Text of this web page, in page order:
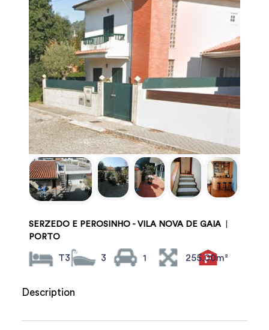
SERZEDO E PEROSINHO - VILA NOVA DE GAIA
PORTO
T3 3 1 255.00m²
Description